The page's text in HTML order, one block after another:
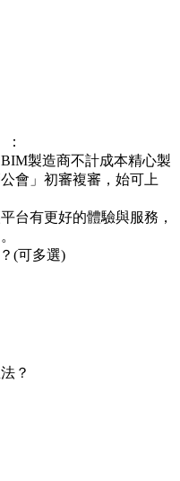
製造商不計成本精心製
會」初審複審，始可上
台有更好的體驗與服務，
(可多選)
？